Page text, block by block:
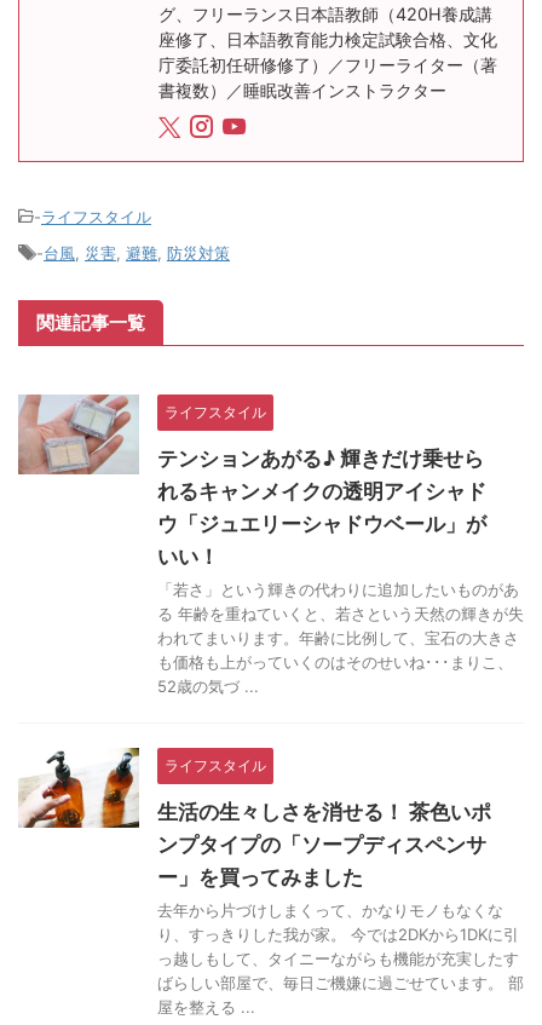
グ、フリーランス日本語教師（420H養成講
座修了、日本語教育能力検定試験合格、文化
庁委託初任研修修了）／フリーライター（著
書複数）／睡眠改善インストラクター
-ライフスタイル
-台風 災害 避難 防災対策
関連記事一覧
ライフスタイル
テンションあがる♪ 輝きだけ乗せら
れるキャンメイクの透明アイシャド
ウ「ジュエリーシャドウベール」が
いい！
「若さ」という輝きの代わりに追加したいものがあ
る 年齢を重ねていくと、若さという天然の輝きが失
われてまいります。年齢に比例して、宝石の大きさ
も価格も上がっていくのはそのせいね･･･まりこ、
52歳の気づ ...
ライフスタイル
生活の生々しさを消せる！ 茶色いポ
ンプタイプの「ソープディスペンサ
ー」を買ってみました
去年から片づけしまくって、かなりモノもなくな
り、すっきりした我が家。 今では2DKから1DKに引
っ越しもして、タイニーながらも機能が充実したす
ばらしい部屋で、毎日ご機嫌に過ごせています。 部
屋を整える ...